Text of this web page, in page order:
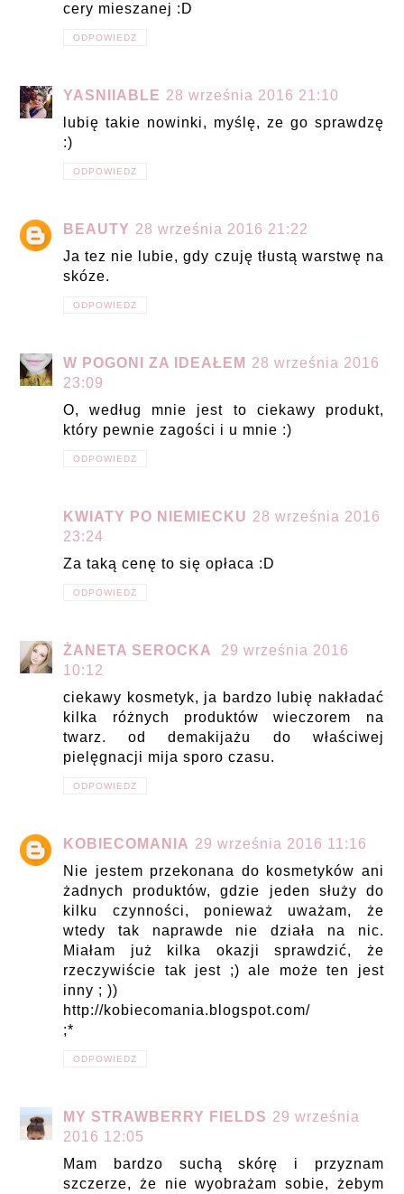
cery mieszanej :D
ODPOWIEDZ
YASNIIABLE 28 września 2016 21:10
lubię takie nowinki, myślę, ze go sprawdzę
:)
ODPOWIEDZ
BEAUTY 28 września 2016 21:22
Ja tez nie lubie, gdy czuję tłustą warstwę na
skóze.
ODPOWIEDZ
W POGONI ZA IDEAŁEM
28 września 2016
23:09
O, według mnie jest to ciekawy produkt,
który pewnie zagości i u mnie :)
ODPOWIEDZ
KWIATY PO NIEMIECKU 28 września 2016
23:24
Za taką cenę to się opłaca :D
ODPOWIEDZ
ŻANETA SEROCKA
29 września 2016
10:12
ciekawy kosmetyk, ja bardzo lubię nakładać
kilka różnych produktów wieczorem na
twarz. od demakijażu do właściwej
pielęgnacji mija sporo czasu.
ODPOWIEDZ
KOBIECOMANIA 29 września 2016 11:16
Nie jestem przekonana do kosmetyków ani
żadnych produktów, gdzie jeden służy do
kilku czynności, ponieważ uważam, że
wtedy tak naprawde nie działa na nic.
Miałam już kilka okazji sprawdzić, że
rzeczywiście tak jest ;) ale może ten jest
inny ; ))
http://kobiecomania.blogspot.com/
;*
ODPOWIEDZ
MY STRAWBERRY FIELDS 29 września
2016 12:05
Mam bardzo suchą skórę i przyznam
szczerze, że nie wyobrażam sobie, żebym